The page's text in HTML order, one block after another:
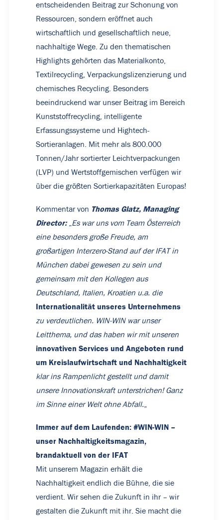
entscheidenden Beitrag zur Schonung von
Ressourcen, sondern eröffnet auch
wirtschaftlich und gesellschaftlich neue,
nachhaltige Wege. Zu den thematischen
Highlights gehörten das Materialkonto,
Textilrecycling, Verpackungslizenzierung und
chemisches Recycling. Besonders
beeindruckend war unser Beitrag im Bereich
Kunststoffrecycling, intelligente
Erfassungssysteme und Hightech-
Sortieranlagen. Mit mehr als 800.000
Tonnen/Jahr sortierter Leichtverpackungen
(LVP) und Wertstoffgemischen verfügen wir
über die größten Sortierkapazitäten Europas!
Kommentar von Thomas Glatz, Managing
Director:„Es war uns vom Team Österreich
eine besonders große Freude, am
großartigen Interzero-Stand auf der IFAT in
München dabei gewesen zu sein und
gemeinsam mit den Kollegen aus
Deutschland, Italien, Kroatien u.a. die
Internationalität unseres Unternehmens
zu verdeutlichen. WIN-WIN war unser
Leitthema, und das haben wir mit unseren
innovativen Services und Angeboten rund
um Kreislaufwirtschaft und Nachhaltigkeit
klar ins Rampenlicht gestellt und damit
unsere Innovationskraft unterstrichen! Ganz
im Sinne einer Welt ohne Abfall.„
Immer auf dem Laufenden: #WIN-WIN –
unser Nachhaltigkeitsmagazin,
brandaktuell von der IFAT
Mit unserem Magazin erhält die
Nachhaltigkeit endlich die Bühne, die sie
verdient. Wir sehen die Zukunft in ihr – wir
gestalten die Zukunft mit ihr. Sie macht die